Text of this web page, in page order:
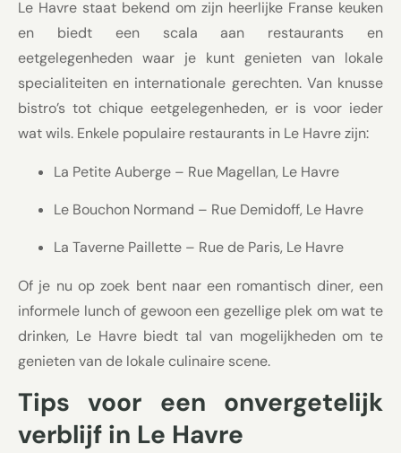
Le Havre staat bekend om zijn heerlijke Franse keuken
en biedt een scala aan restaurants en
eetgelegenheden waar je kunt genieten van lokale
specialiteiten en internationale gerechten. Van knusse
bistro’s tot chique eetgelegenheden, er is voor ieder
wat wils. Enkele populaire restaurants in Le Havre zijn:
La Petite Auberge – Rue Magellan, Le Havre
Le Bouchon Normand – Rue Demidoff, Le Havre
La Taverne Paillette – Rue de Paris, Le Havre
Of je nu op zoek bent naar een romantisch diner, een
informele lunch of gewoon een gezellige plek om wat te
drinken, Le Havre biedt tal van mogelijkheden om te
genieten van de lokale culinaire scene.
Tips voor een onvergetelijk
verblijf in Le Havre